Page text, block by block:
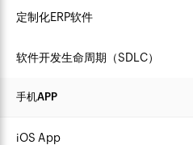
定制化ERP软件
软件开发生命周期（SDLC）
手机APP
iOS App